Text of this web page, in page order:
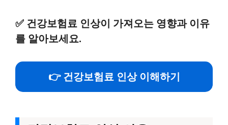
✅ 건강보험료 인상이 가져오는 영향과 이유
를 알아보세요.
👉 건강보험료 인상 이해하기